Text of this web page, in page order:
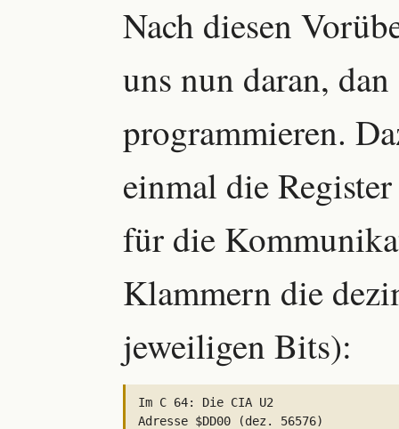
Nach diesen
uns nun daran,
programmieren.
einmal die
für die
Klammern die
jeweiligen Bits):
Im C 64: Die CIA U2
Adresse $DD00 (dez. 56576)